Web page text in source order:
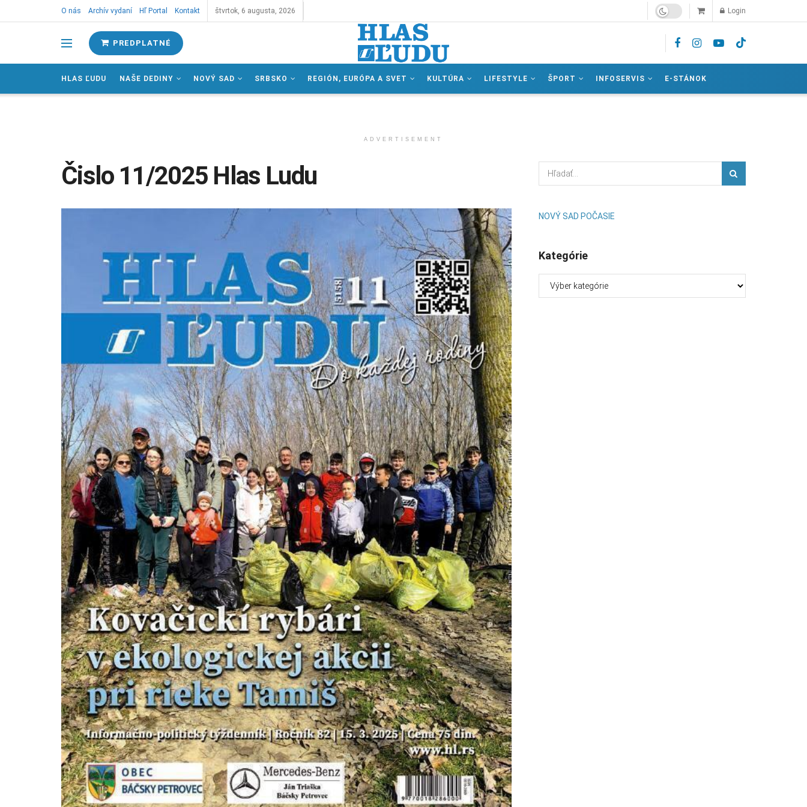
O nás Archív vydaní Hľ Portal Kontakt štvrtok, 6 augusta, 2026 Login
PREDPLATNÉ
HLAS ĽUDU NAŠE DEDINY NOVÝ SAD SRBSKO REGIÓN, EURÓPA A SVET KULTÚRA LIFESTYLE ŠPORT INFOSERVIS E-STÁNOK
ADVERTISEMENT
Čislo 11/2025 Hlas Ludu
NOVÝ SAD POČASIE
Kategórie